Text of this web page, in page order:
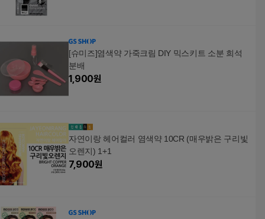
[슈미즈]염색약 가죽크림 DIY 믹스키트 소분 희석
분배
1,900원
자연이랑 헤어컬러 염색약 10CR (매우밝은 구리빛
오렌지) 1+1
7,900원